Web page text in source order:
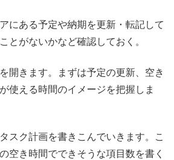
にある予定や納期を更新・転記して
とがないかなど確認しておく。
開きます。まずは予定の更新、空き
使える時間のイメージを把握しま
スク計画を書きこんでいきます。こ
空き時間でできそうな項目数を書く